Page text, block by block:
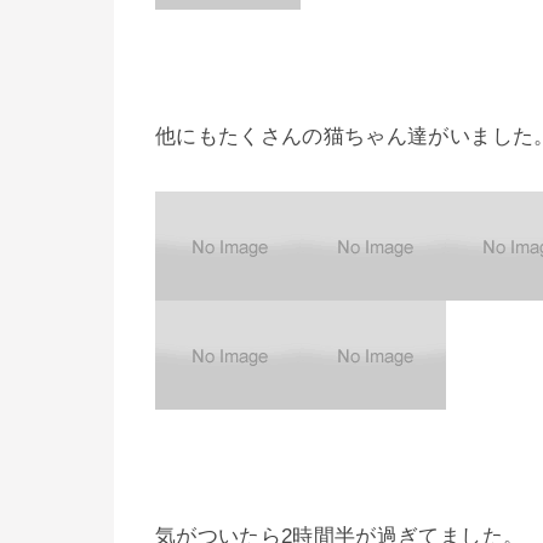
他にもたくさんの猫ちゃん達がいました
気がついたら2時間半が過ぎてました。